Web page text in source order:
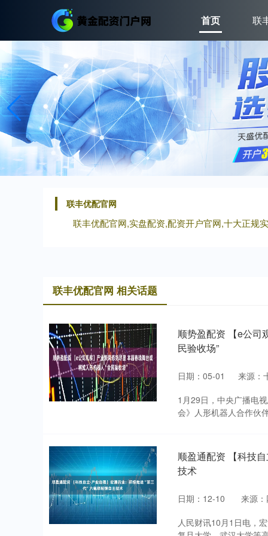
首页 联
联丰优配官网
联丰优配官网,实盘配资,配资开户官网,十大正规
联丰优配官网 相关话题
顺势盈配资 【e公司
民验收场”
日期：05-01
来源：
1月29日，中央广播电
会》人形机器人合作伙
顺盈通配资 【科技
技术
日期：12-10
来源
人民财讯10月1日电，